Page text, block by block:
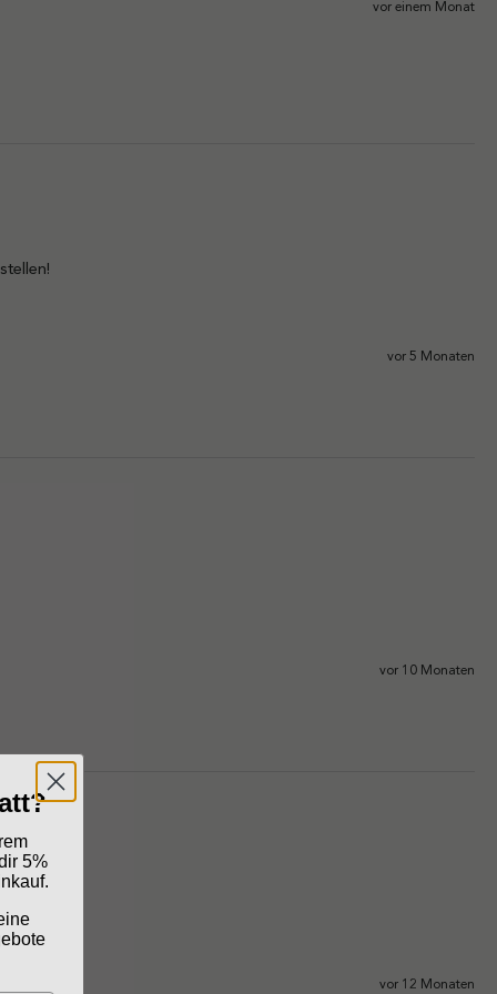
vor einem Monat
vor 5 Monaten
vor 10 Monaten
vor 12 Monaten
5%